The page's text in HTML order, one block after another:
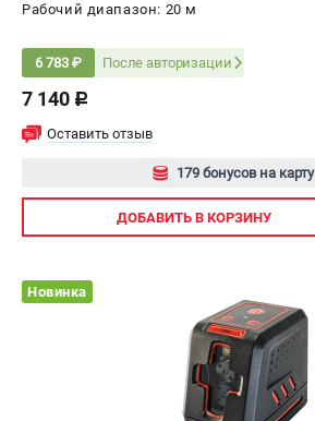
МАГАЗИНЫ
ПОДДЕРЖКА
Сервисный центр
ИНФОРМАЦИЯ
Юридическая информация
Пользовательское соглашение
Рабочий диапазон: 20 м
6 783 ₽ После авторизации
7 140 c
Оставить отзыв
179 бонусов на карту
Авторизуйтесь
ДОБАВИТЬ В КОРЗИНУ
Новинка